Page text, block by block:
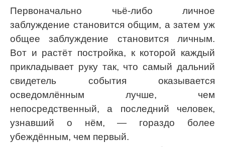
Первоначально чьё-либо личное
заблуждение становится общим, а затем уж
общее заблуждение становится личным.
Вот и растёт постройка, к которой каждый
прикладывает руку так, что самый дальний
свидетель события оказывается
осведомлённым лучше, чем
непосредственный, а последний человек,
узнавший о нём, — гораздо более
убеждённым, чем первый.